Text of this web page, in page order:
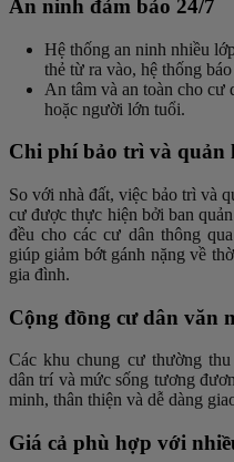
An ninh đảm bảo 24/7
Hệ thống an ninh nhiều
thẻ từ ra vào, hệ thống
An tâm và an toàn cho cư
hoặc người lớn tuổi.
Chi phí bảo trì và quản
So với nhà đất, việc bảo trì và
cư được thực hiện bởi ban
đều cho các cư dân thông
giúp giảm bớt gánh nặng về
gia đình.
Cộng đồng cư dân văn
Các khu chung cư thường
dân trí và mức sống tương
minh, thân thiện và dễ dàng
Giá cả phù hợp với